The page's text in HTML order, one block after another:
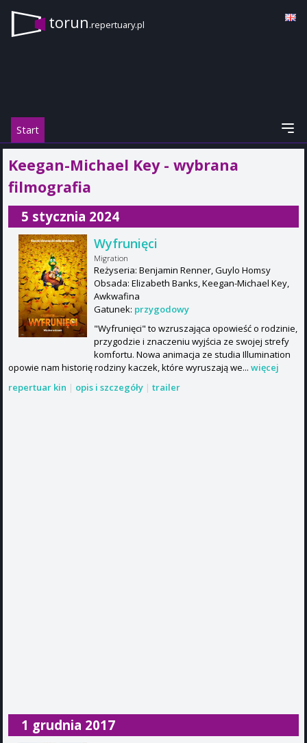
torun.repertuary.pl
Start
Keegan-Michael Key - wybrana
filmografia
5 stycznia 2024
Wyfrunięci
Migration
Reżyseria: Benjamin Renner, Guylo Homsy
Obsada: Elizabeth Banks, Keegan-Michael Key,
Awkwafina
Gatunek: przygodowy
"Wyfrunięci" to wzruszająca opowieść o rodzinie,
przygodzie i znaczeniu wyjścia ze swojej strefy
komfortu. Nowa animacja ze studia Illumination
opowie nam historię rodziny kaczek, które wyruszają we... więcej
repertuar kin | opis i szczegóły | trailer
1 grudnia 2017